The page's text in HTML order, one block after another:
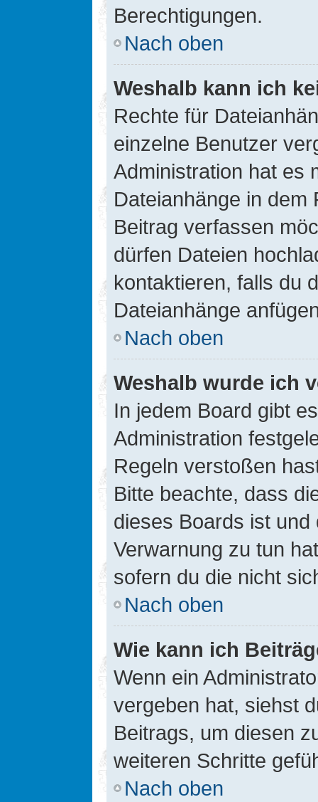
Berechtigungen.
Nach oben
Weshalb kann ich
Rechte für
einzelne Benutzer
Administration hat es
Dateianhänge in dem
Beitrag verfassen
dürfen Dateien
kontaktieren, falls du
Dateianhänge
Nach oben
Weshalb wurde ich
In jedem Board gibt
Administration
Regeln verstoßen
Bitte beachte, dass
dieses Boards ist
Verwarnung zu tun
sofern du die nicht
Nach oben
Wie kann ich
Wenn ein
vergeben hat, siehst
Beitrags, um diesen
weiteren Schritte
Nach oben